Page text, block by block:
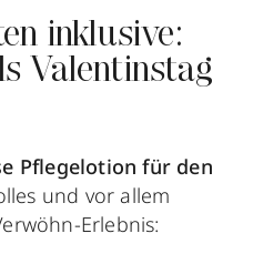
inklusive:
Valentinstag
Pflegelotion für den
und vor allem
Erlebnis: